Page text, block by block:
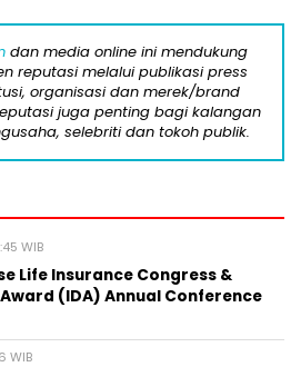
dan media online ini mendukung
reputasi melalui publikasi press
organisasi dan merek/brand
juga penting bagi kalangan
selebriti dan tokoh publik.
WIB
Life Insurance Congress &
(IDA) Annual Conference
WIB